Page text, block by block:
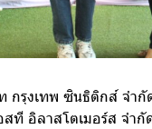
กรุงเทพ ซินธิติกส์ จำ
ที อิลาสโตเมอร์ส จำกั